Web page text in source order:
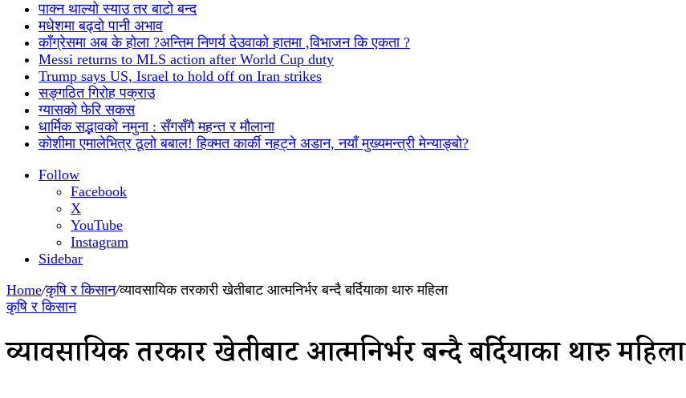
पाक्न थाल्यो स्याउ तर बाटो बन्द
मधेशमा बढ्दो पानी अभाव
काँग्रेसमा अब के होला ?अन्तिम निणर्य देउवाको हातमा ,विभाजन कि एकता ?
Messi returns to MLS action after World Cup duty
Trump says US, Israel to hold off on Iran strikes
सङ्गठित गिरोह पक्राउ
ग्यासको फेरि सकस
धार्मिक सद्भावको नमुना : सँगसँगै महन्त र मौलाना
कोशीमा एमालेभित्र ठूलो बबाल! हिक्मत कार्की नहट्ने अडान, नयाँ मुख्यमन्त्री मेन्याङ्बो?
Follow
Facebook
X
YouTube
Instagram
Sidebar
Home/कृषि र किसान/व्यावसायिक तरकारी खेतीबाट आत्मनिर्भर बन्दै बर्दियाका थारु महिला
कृषि र किसान
व्यावसायिक तरकारी खेतीबाट आत्मनिर्भर बन्दै बर्दियाका थारु महिला